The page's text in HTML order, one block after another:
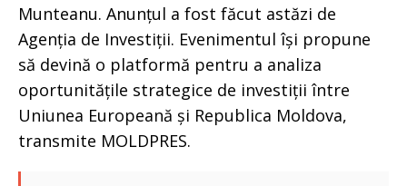
Munteanu. Anunțul a fost făcut astăzi de
Agenția de Investiții. Evenimentul își propune
să devină o platformă pentru a analiza
oportunitățile strategice de investiții între
Uniunea Europeană și Republica Moldova,
transmite MOLDPRES.